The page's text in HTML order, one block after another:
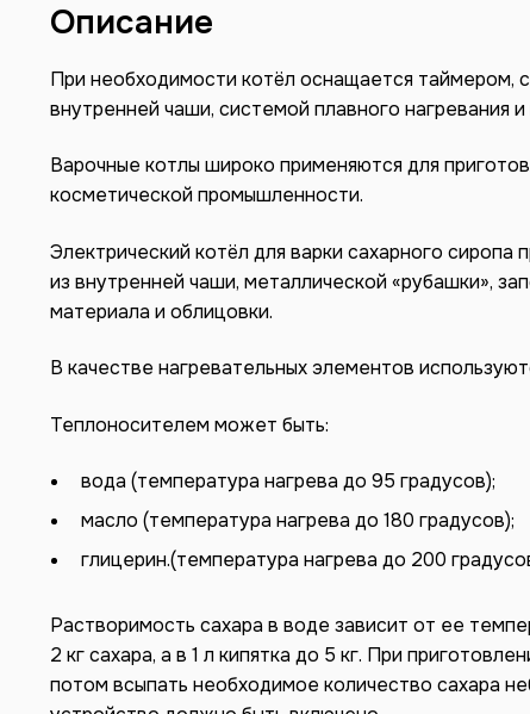
Описание
При необходимости котёл оснащается таймером,
внутренней чаши, системой плавного нагревания
Варочные котлы широко применяются для
косметической промышленности.
Электрический котёл для варки сахарного
из внутренней чаши, металлической «рубашки»,
материала и облицовки.
В качестве нагревательных элементов
Теплоносителем может быть:
вода (температура нагрева до 95 градусов);
масло (температура нагрева до 180 градусов);
глицерин.(температура нагрева до 200
Растворимость сахара в воде зависит от ее
2 кг сахара, а в 1 л кипятка до 5 кг. При
потом всыпать необходимое количество сахара